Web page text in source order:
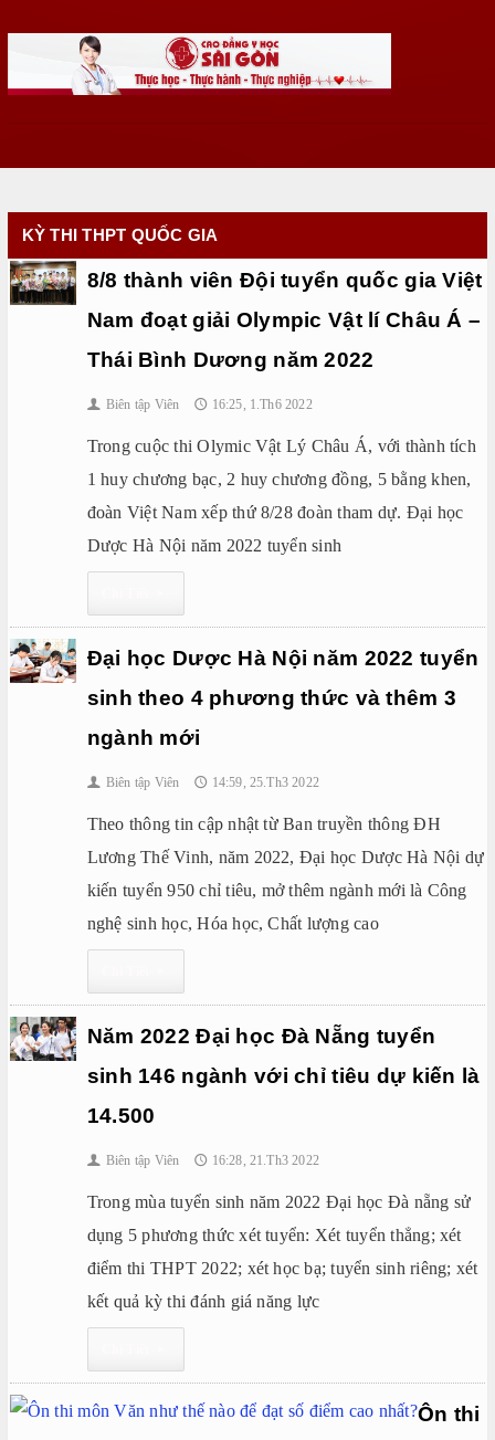
KỲ THI THPT QUỐC GIA
8/8 thành viên Đội tuyển quốc gia Việt
Nam đoạt giải Olympic Vật lí Châu Á –
Thái Bình Dương năm 2022
👤 Biên tập Viên 🕔 16:25, 1.Th6 2022
Trong cuộc thi Olymic Vật Lý Châu Á, với thành tích
1 huy chương bạc, 2 huy chương đồng, 5 bằng khen,
đoàn Việt Nam xếp thứ 8/28 đoàn tham dự. Đại học
Dược Hà Nội năm 2022 tuyển sinh
Đại học Dược Hà Nội năm 2022 tuyển
sinh theo 4 phương thức và thêm 3
ngành mới
👤 Biên tập Viên 🕔 14:59, 25.Th3 2022
Theo thông tin cập nhật từ Ban truyền thông ĐH
Lương Thế Vinh, năm 2022, Đại học Dược Hà Nội dự
kiến tuyển 950 chỉ tiêu, mở thêm ngành mới là Công
nghệ sinh học, Hóa học, Chất lượng cao
Năm 2022 Đại học Đà Nẵng tuyển
sinh 146 ngành với chỉ tiêu dự kiến là
14.500
👤 Biên tập Viên 🕔 16:28, 21.Th3 2022
Trong mùa tuyển sinh năm 2022 Đại học Đà nẵng sử
dụng 5 phương thức xét tuyển: Xét tuyển thẳng; xét
điểm thi THPT 2022; xét học bạ; tuyển sinh riêng; xét
kết quả kỳ thi đánh giá năng lực
Ôn thi